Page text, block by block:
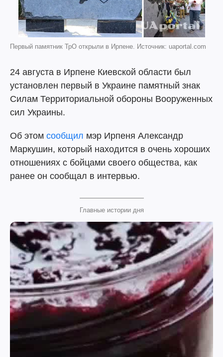
Первый памятник ТрО открыли в Ирпене. Источник: uaportal.com
24 августа в Ирпене Киевской области был
установлен первый в Украине памятный знак
Силам Территориальной обороны Вооруженных
сил Украины.
Об этом сообщил мэр Ирпеня Александр
Маркушин, который находится в очень хороших
отношениях с бойцами своего общества, как
ранее он сообщал в интервью.
Главные истории дня